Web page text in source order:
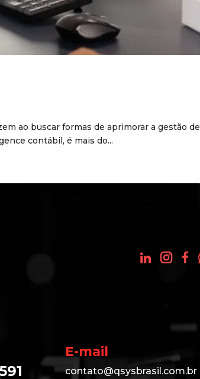
ao buscar formas de aprimorar a gestão de
contábil, é mais do...
E-mail
contato@qsysbrasil.com.br